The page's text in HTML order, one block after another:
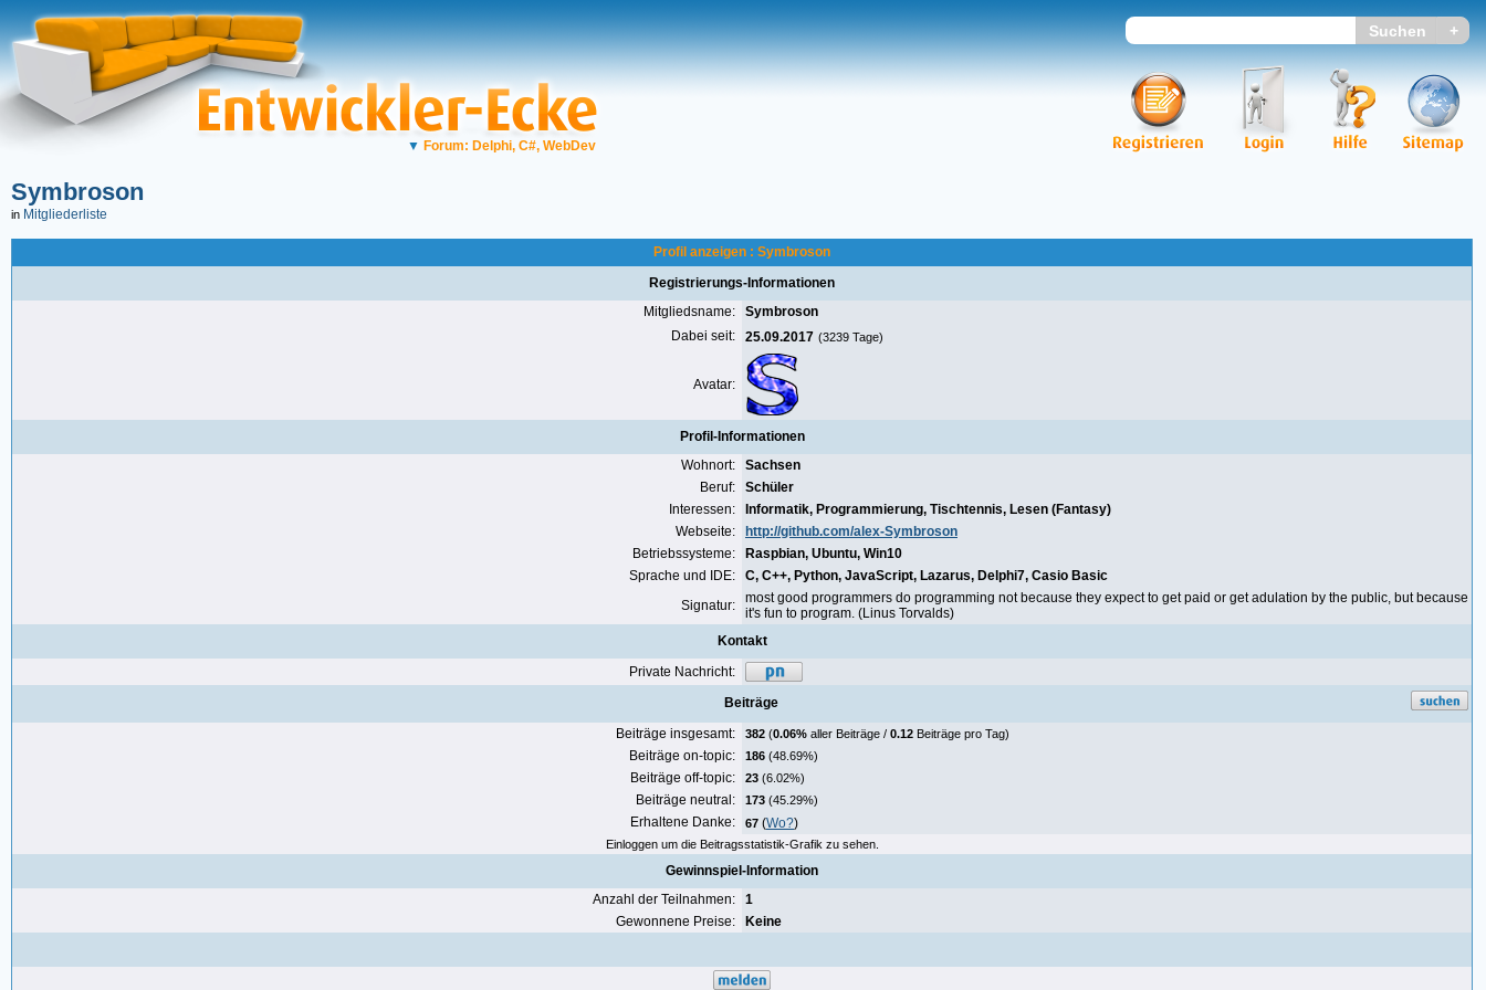
▼ Forum: Delphi, C#, WebDev
Symbroson
in Mitgliederliste
Profil anzeigen : Symbroson
Registrierungs-Informationen
Mitgliedsname:
Symbroson
Dabei seit:
25.09.2017 (3239 Tage)
Avatar:
Profil-Informationen
Wohnort:
Sachsen
Beruf:
Schüler
Interessen:
Informatik, Programmierung, Tischtennis, Lesen (Fantasy)
Webseite:
http://github.com/alex-Symbroson
Betriebssysteme:
Raspbian, Ubuntu, Win10
Sprache und IDE:
C, C++, Python, JavaScript, Lazarus, Delphi7, Casio Basic
Signatur:
most good programmers do programming not because they expect to get paid or get adulation by the public, but because
it's fun to program. (Linus Torvalds)
Kontakt
Private Nachricht:
Beiträge
Beiträge insgesamt:
382 (0.06% aller Beiträge / 0.12 Beiträge pro Tag)
Beiträge on-topic: 186 (48.69%)
Beiträge off-topic: 23 (6.02%)
Beiträge neutral: 173 (45.29%)
Erhaltene Danke: 67 (Wo?)
Einloggen um die Beitragsstatistik-Grafik zu sehen.
Gewinnspiel-Information
Anzahl der Teilnahmen:
1
Gewonnene Preise:
Keine